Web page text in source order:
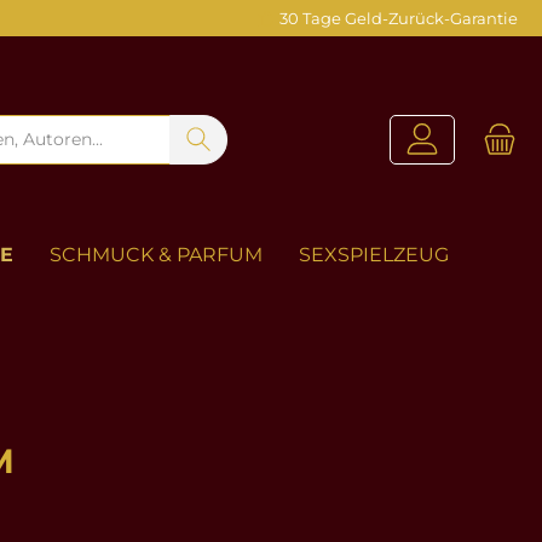
30 Tage Geld-Zurück-Garantie
SCHMUCK & PARFUM SEXSPIELZEUG